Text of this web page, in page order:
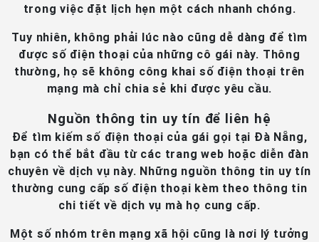
trong việc đặt lịch hẹn một cách nhanh chóng.
Tuy nhiên, không phải lúc nào cũng dễ dàng để tìm
được số điện thoại của những cô gái này. Thông
thường, họ sẽ không công khai số điện thoại trên
mạng mà chỉ chia sẻ khi được yêu cầu.
Nguồn thông tin uy tín để liên hệ
Để tìm kiếm số điện thoại của gái gọi tại Đà Nẵng,
bạn có thể bắt đầu từ các trang web hoặc diễn đàn
chuyên về dịch vụ này. Những nguồn thông tin uy tín
thường cung cấp số điện thoại kèm theo thông tin
chi tiết về dịch vụ mà họ cung cấp.
Một số nhóm trên mạng xã hội cũng là nơi lý tưởng